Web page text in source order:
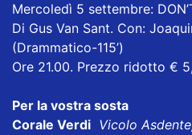
Mercoledì 5 settembre:
Di Gus Van Sant. Con:
(Drammatico-115’)
Ore 21.00. Prezzo ridotto €
Per la vostra sosta
Corale Verdi Vicolo